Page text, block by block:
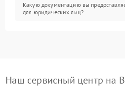
Какую документацию вы
для юридических лиц?
Наш сервисный центр на